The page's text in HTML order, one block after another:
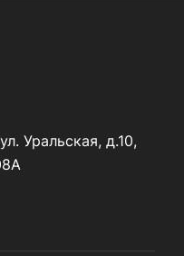
Уральская, д.10,